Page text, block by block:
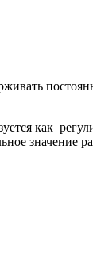
как
значение